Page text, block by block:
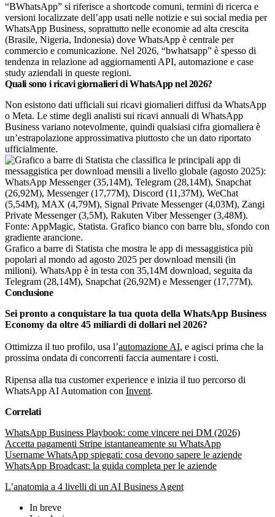
“BWhatsApp” si riferisce a shortcode comuni, termini di ricerca e
versioni localizzate dell’app usati nelle notizie e sui social media per
WhatsApp Business, soprattutto nelle economie ad alta crescita
(Brasile, Nigeria, Indonesia) dove WhatsApp è centrale per
commercio e comunicazione. Nel 2026, “bwhatsapp” è spesso di
tendenza in relazione ad aggiornamenti API, automazione e case
study aziendali in queste regioni.
Quali sono i ricavi giornalieri di WhatsApp nel 2026?
Non esistono dati ufficiali sui ricavi giornalieri diffusi da WhatsApp
o Meta. Le stime degli analisti sui ricavi annuali di WhatsApp
Business variano notevolmente, quindi qualsiasi cifra giornaliera è
un’estrapolazione approssimativa piuttosto che un dato riportato
ufficialmente.
Grafico a barre di Statista che mostra le app di messaggistica più
popolari al mondo ad agosto 2025 per download mensili (in
milioni). WhatsApp è in testa con 35,14M download, seguita da
Telegram (28,14M), Snapchat (26,92M) e Messenger (17,77M).
Conclusione
Sei pronto a conquistare la tua quota della WhatsApp Business
Economy da oltre 45 miliardi di dollari nel 2026?
Ottimizza il tuo profilo, usa l’automazione AI, e agisci prima che la
prossima ondata di concorrenti faccia aumentare i costi.
Ripensa alla tua customer experience e inizia il tuo percorso di
WhatsApp AI Automation con Invent.
Correlati
WhatsApp Business Playbook: come vincere nei DM (2026)
Accetta pagamenti Stripe istantaneamente su WhatsApp
Username WhatsApp spiegati: cosa devono sapere le aziende
WhatsApp Broadcast: la guida completa per le aziende
L’anatomia a 4 livelli di un AI Business Agent
In breve